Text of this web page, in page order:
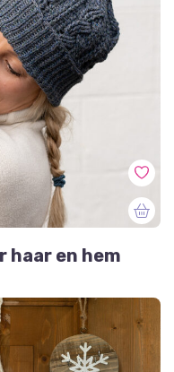
haar en hem